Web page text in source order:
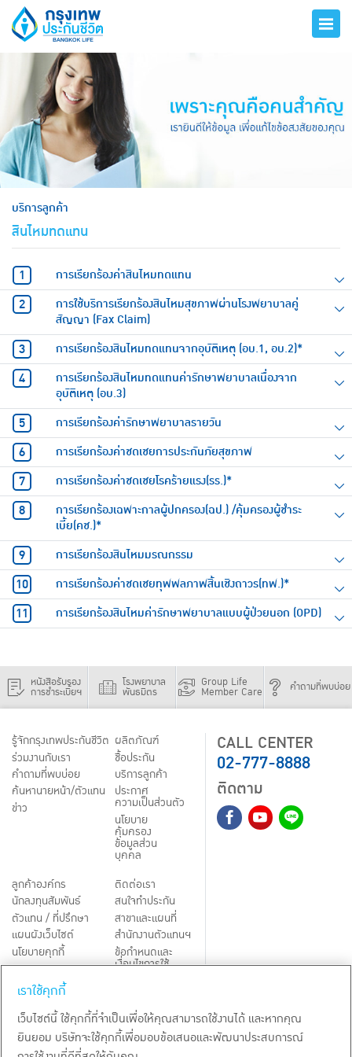
บริการลูกค้า
สินไหมทดแทน
การเรียกร้องค่าสินไหมทดแทน
การใช้บริการเรียกร้องสินไหมสุขภาพผ่านโรงพยาบาลคู่
สัญญา (Fax Claim)
การเรียกร้องสินไหมทดแทนจากอุบัติเหตุ (อบ.1, อบ.2)*
การเรียกร้องสินไหมทดแทนค่ารักษาพยาบาลเนื่องจาก
อุบัติเหตุ (อบ.3)
การเรียกร้องค่ารักษาพยาบาลรายวัน
การเรียกร้องค่าชดเชยการประกันภัยสุขภาพ
การเรียกร้องค่าชดเชยโรคร้ายแรง(รร.)*
การเรียกร้องเฉพาะกาลผู้ปกครอง(ฉป.) /คุ้มครองผู้ชำระ
เบี้ย(คช.)*
การเรียกร้องสินไหมมรณกรรม
การเรียกร้องค่าชดเชยทุพพลภาพสิ้นเชิงถาวร(ทพ.)*
การเรียกร้องสินไหมค่ารักษาพยาบาลแบบผู้ป่วยนอก (OPD)
หนังสือรับรอง
การชำระเบี้ยฯ
โรงพยาบาล
พันธมิตร
Group Life
Member Care คำถามที่พบบ่อย
รู้จักกรุงเทพประกันชีวิต
ร่วมงานกับเรา
คำถามที่พบบ่อย
ค้นหานายหน้า/ตัวแทน
ข่าว
ผลิตภัณฑ์
ชื้อประกัน
บริการลูกค้า
ประกาศ
ความเป็นส่วนตัว
นโยบาย
คุ้มครอง
ข้อมูลส่วน
บุคคล
ลูกค้าองค์กร
นักลงทุนสัมพันธ์
ตัวแทน / ที่ปรึกษา
แผนผังเว็บไซต์
นโยบายคุกกี้
Third-Party Notices
ติดต่อเรา
สนใจทำประกัน
สาขาและแผนที่
สำนักงานตัวแทนฯ
ข้อกำหนดและ
เงื่อนไขการใช้
CALL CENTER
02-777-8888
ติดตาม
TH EN
สงวนลิขสิทธิ์ พ.ศ.2569
เราใช้คุกกี้
เว็บไซต์นี้ ใช้คุกกี้ที่จำเป็นเพื่อให้คุณสามารถใช้งานได้ และหากคุณ
ยินยอม บริษัทจะใช้คุกกี้เพื่อมอบข้อเสนอและพัฒนาประสบการณ์